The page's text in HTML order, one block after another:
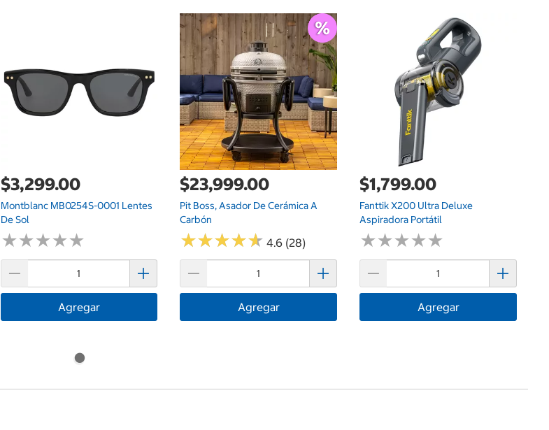
$3,299.00
Montblanc MB0254S-0001 Lentes
De Sol
★★★★★
★★★★★
Agregar
$23,999.00
Pit Boss, Asador De Cerámica A
Carbón
★★★★★
★★★★★ 4.6 (28)
Agregar
$1,799.00
Fanttik X200 Ultra Deluxe
Aspiradora Portátil
★★★★★
★★★★★
Agregar